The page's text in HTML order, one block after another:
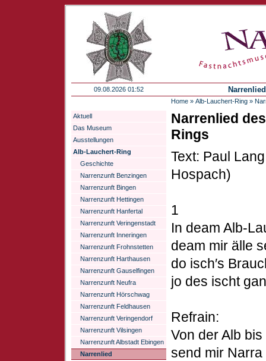
09.08.2026 01:52
Aktuell
Das Museum
Ausstellungen
Alb-Lauchert-Ring
Geschichte
Narrenzunft Benzingen
Narrenzunft Bingen
Narrenzunft Hettingen
Narrenzunft Hanfertal
Narrenzunft Veringenstadt
Narrenzunft Inneringen
Narrenzunft Frohnstetten
Narrenzunft Harthausen
Narrenzunft Gauselfingen
Narrenzunft Neufra
Narrenzunft Hörschwag
Narrenzunft Feldhausen
Narrenzunft Veringendorf
Narrenzunft Vilsingen
Narrenzunft Albstadt Ebingen
Narrenlied
Home » Alb-Lauchert-Ring »
Narrenlied
Rings
Text: Paul
Hospach)
1
In deam Alb-
deam mir älle
do isch′s
jo des ischt
Refrain:
Von der Alb
send mir Narra